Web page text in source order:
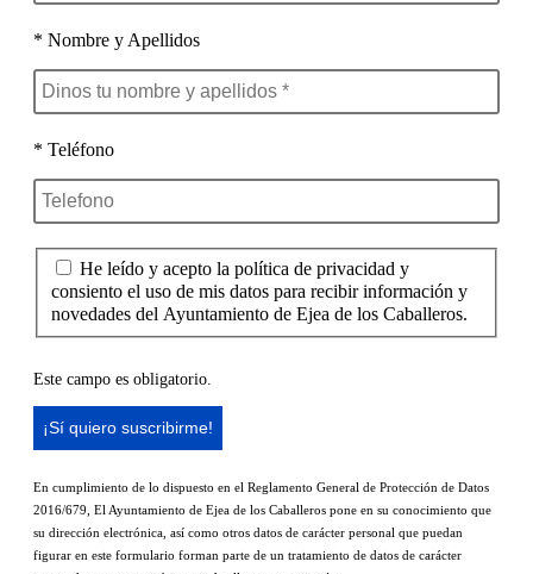
* Nombre y Apellidos
* Teléfono
He leído y acepto la política de privacidad y
consiento el uso de mis datos para recibir información y
novedades del Ayuntamiento de Ejea de los Caballeros.
Este campo es obligatorio.
En cumplimiento de lo dispuesto en el Reglamento General de Protección de Datos
2016/679, El Ayuntamiento de Ejea de los Caballeros pone en su conocimiento que
su dirección electrónica, así como otros datos de carácter personal que puedan
figurar en este formulario forman parte de un tratamiento de datos de carácter